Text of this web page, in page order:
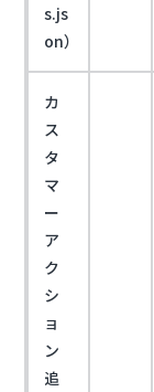
s.js
on）
カ
ス
タ
マ
ー
ア
ク
シ
ョ
ン
追